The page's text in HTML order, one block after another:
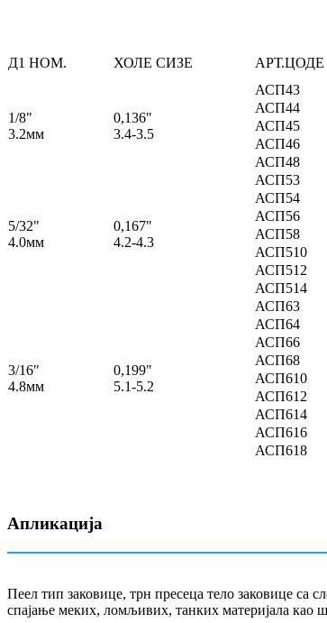
Д1 НОМ. ХОЛЕ СИЗЕ АРТ.ЦОДЕ
1/8"
3.2мм
0,136"
3.4-3.5
АСП43
АСП44
АСП45
АСП46
АСП48
5/32"
4.0мм
0,167"
4.2-4.3
АСП53
АСП54
АСП56
АСП58
АСП510
АСП512
АСП514
3/16"
4.8мм
0,199"
5.1-5.2
АСП63
АСП64
АСП66
АСП68
АСП610
АСП612
АСП614
АСП616
АСП618
Апликација
Пеел тип заковице, трн пресеца тело заковице
спајање меких, ломљивих, танких материјала као